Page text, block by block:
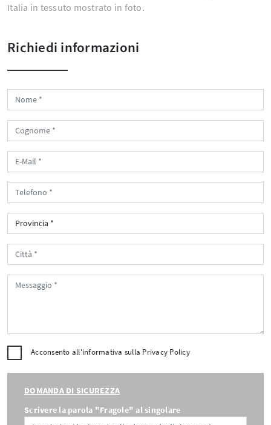
Italia in tessuto mostrato in foto.
Richiedi informazioni
Acconsento all'informativa sulla Privacy Policy
DOMANDA DI SICUREZZA
Scrivere la parola "Fragole" al singolare